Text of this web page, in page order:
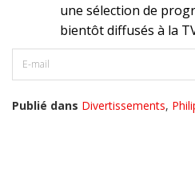
une sélection de
bientôt diffusés à la
Publié dans Divertissements,